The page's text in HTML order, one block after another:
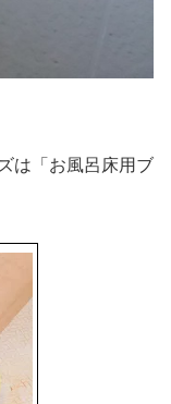
は 「お風呂床用ブ